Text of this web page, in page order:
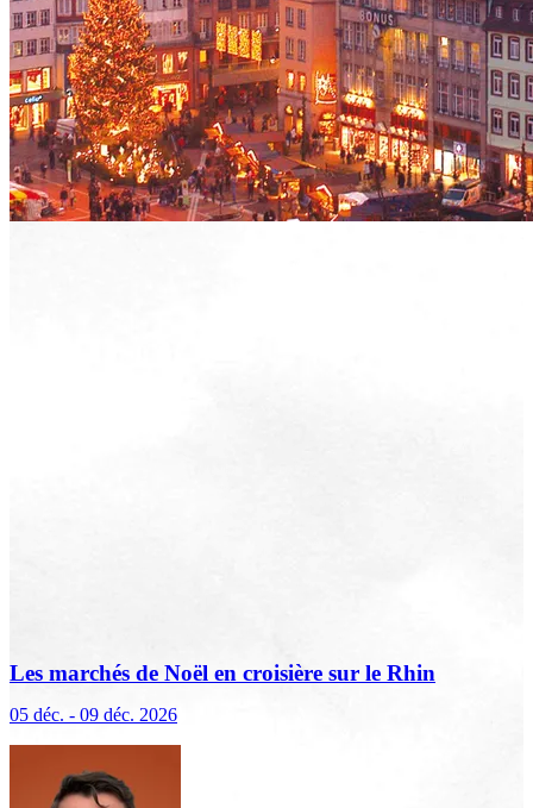
Les marchés de Noël en croisière sur le Rhin
05 déc. - 09 déc. 2026